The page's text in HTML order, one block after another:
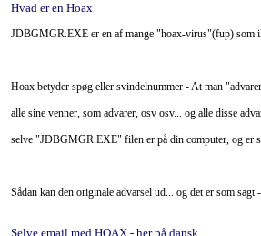
Hvad er en Hoax
JDBGMGR.EXE er en af mange "hoax-virus"(fup) som
Hoax betyder spøg eller svindelnummer - At man
alle sine venner, som advarer, osv osv... og alle disse
selve "JDBGMGR.EXE" filen er på din computer, og er
Sådan kan den originale advarsel ud... og det er som sagt -
Selve email med HOAX - her på dansk